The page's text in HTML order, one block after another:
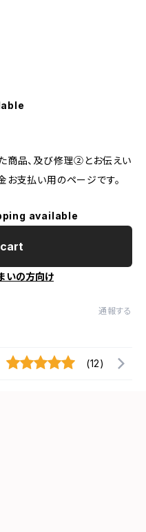
商品、及び修理②とお伝えい
支払い用のページです。
available
いの方向け
通報する
(12)